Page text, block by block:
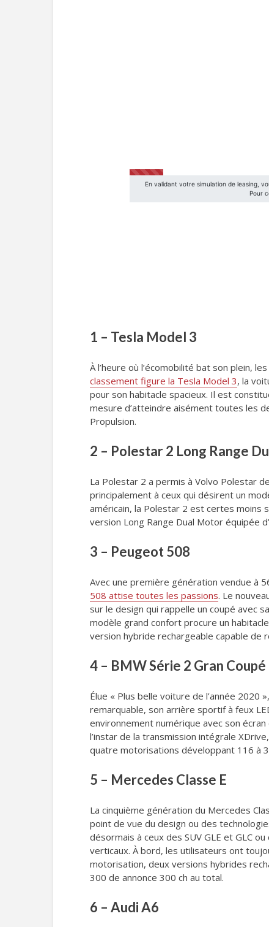
1 – Tesla Model 3
À l’heure où l’écomobilité bat son plein,
classement figure la Tesla Model 3, la
pour son habitacle spacieux. Il est
mesure d’atteindre aisément toutes les
Propulsion.
2 – Polestar 2 Long Range
La Polestar 2 a permis à Volvo Polestar
principalement à ceux qui désirent un
américain, la Polestar 2 est certes moins
version Long Range Dual Motor équipée
3 – Peugeot 508
Avec une première génération vendue à
508 attise toutes les passions. Le
sur le design qui rappelle un coupé avec
modèle grand confort procure un
version hybride rechargeable capable de
4 – BMW Série 2 Gran Coupé
Élue « Plus belle voiture de l’année 2020
remarquable, son arrière sportif à feux
environnement numérique avec son
l’instar de la transmission intégrale
quatre motorisations développant 116 à
5 – Mercedes Classe E
La cinquième génération du Mercedes
point de vue du design ou des
désormais à ceux des SUV GLE et GLC
verticaux. À bord, les utilisateurs ont
motorisation, deux versions hybrides
300 de annonce 300 ch au total.
6 – Audi A6